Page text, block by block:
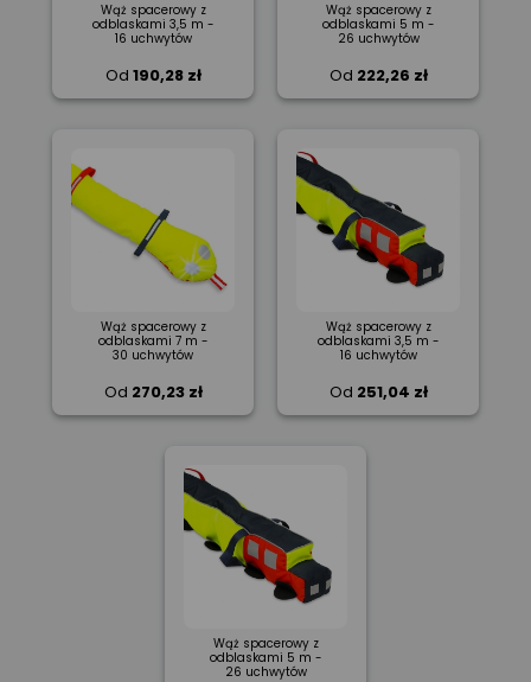
Wąż spacerowy z
odblaskami 3,5 m -
16 uchwytów
Od 190,28 zł
Wąż spacerowy z
odblaskami 5 m -
26 uchwytów
Od 222,26 zł
Wąż spacerowy z
odblaskami 7 m -
30 uchwytów
Od 270,23 zł
Wąż spacerowy z
odblaskami 3,5 m -
16 uchwytów
Od 251,04 zł
Wąż spacerowy z
odblaskami 5 m -
26 uchwytów